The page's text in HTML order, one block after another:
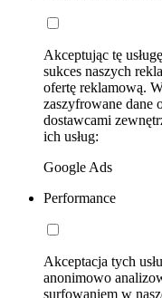
Akceptując tę
sukces naszych
ofertę reklamową.
zaszyfrowane dane
dostawcami
ich usług:
Google Ads
Performance
Akceptacja tych
anonimowo
surfowaniem w